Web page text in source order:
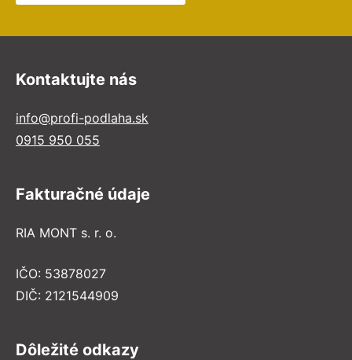
Kontaktujte nás
info@profi-podlaha.sk
0915 950 055
Fakturačné údaje
RIA MONT s. r. o.
IČO: 53878027
DIČ: 2121544909
Dôležité odkazy